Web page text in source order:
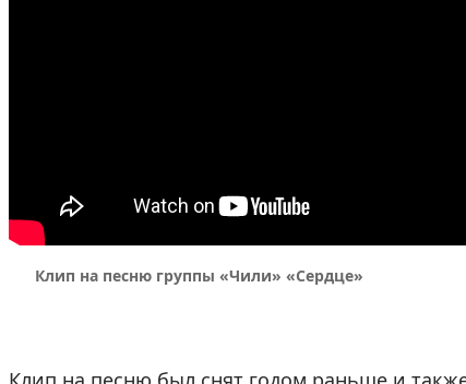
Клип на песню группы «Чили» «Сердце»